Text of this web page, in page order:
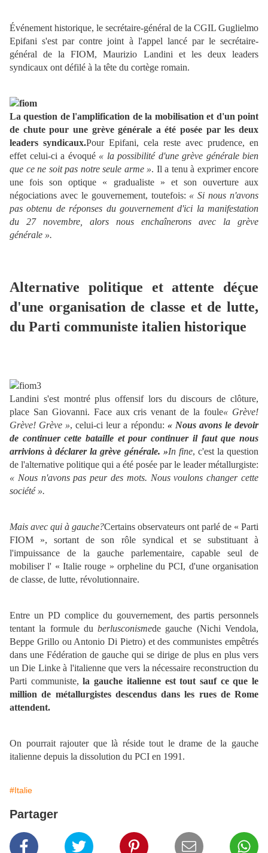
Événement historique, le secrétaire-général de la CGIL Guglielmo
Epifani s'est par contre joint à l'appel lancé par le secrétaire-
général de la FIOM, Maurizio Landini et les deux leaders
syndicaux ont défilé à la tête du cortège romain.
La question de l'amplification de la mobilisation et d'un point
de chute pour une grève générale a été posée par les deux
leaders syndicaux.Pour Epifani, cela reste avec prudence, en
effet celui-ci a évoqué « la possibilité d'une grève générale bien
que ce ne soit pas notre seule arme ». Il a tenu à exprimer encore
une fois son optique « gradualiste » et son ouverture aux
négociations avec le gouvernement, toutefois: « Si nous n'avons
pas obtenu de réponses du gouvernement d'ici la manifestation
du 27 novembre, alors nous enchaînerons avec la grève
générale ».
Alternative politique et attente déçue
d'une organisation de classe et de lutte,
du Parti communiste italien historique
Landini s'est montré plus offensif lors du discours de clôture,
place San Giovanni. Face aux cris venant de la foule« Grève!
Grève! Grève », celui-ci leur a répondu: « Nous avons le devoir
de continuer cette bataille et pour continuer il faut que nous
arrivions à déclarer la grève générale. »In fine, c'est la question
de l'alternative politique qui a été posée par le leader métallurgiste:
« Nous n'avons pas peur des mots. Nous voulons changer cette
société ».
Mais avec qui à gauche?Certains observateurs ont parlé de « Parti
FIOM », sortant de son rôle syndical et se substituant à
l'impuissance de la gauche parlementaire, capable seul de
mobiliser l' « Italie rouge » orpheline du PCI, d'une organisation
de classe, de lutte, révolutionnaire.
Entre un PD complice du gouvernement, des partis personnels
tentant la formule du berlusconismede gauche (Nichi Vendola,
Beppe Grillo ou Antonio Di Pietro) et des communistes empêtrés
dans une Fédération de gauche qui se dirige de plus en plus vers
un Die Linke à l'italienne que vers la nécessaire reconstruction du
Parti communiste, la gauche italienne est tout sauf ce que le
million de métallurgistes descendus dans les rues de Rome
attendent.
On pourrait rajouter que là réside tout le drame de la gauche
italienne depuis la dissolution du PCI en 1991.
#Italie
Partager